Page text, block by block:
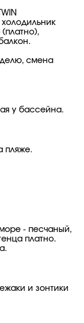
cмена
у бассейна.
пляже.
море - песчаный,
платно.
и зонтики